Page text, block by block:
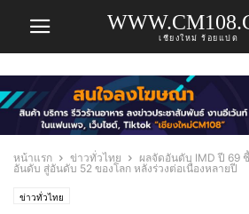
เชียงใหม่ ร้อยแปด
หน้าแรก ข่าวทั่วไทย
ผลจัดอันดับ IMD ปี 69
อันดับ สู่อันดับ 52 ของโลก หลังร่วงต่อเนื่องหลายปี
ข่าวทั่วไทย